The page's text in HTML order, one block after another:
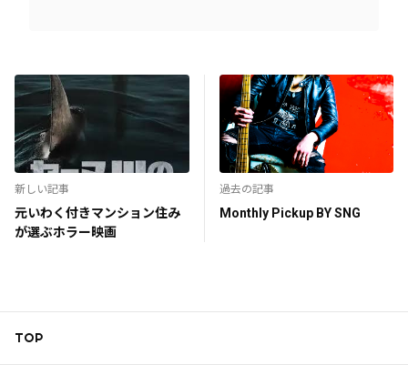
新しい記事
元いわく付きマンション住み
が選ぶホラー映画
過去の記事
Monthly Pickup BY SNG
TOP